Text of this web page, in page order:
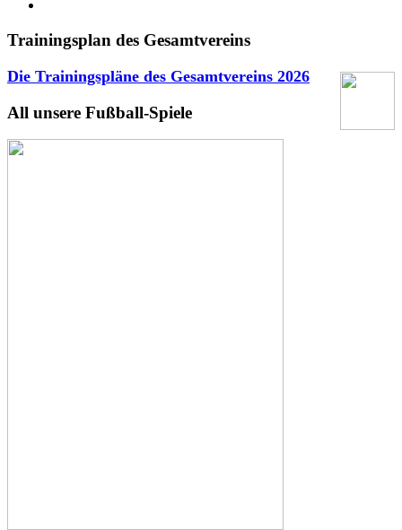
Trainingsplan des Gesamtvereins
Die Trainingspläne des Gesamtvereins 2026
All unsere Fußball-Spiele